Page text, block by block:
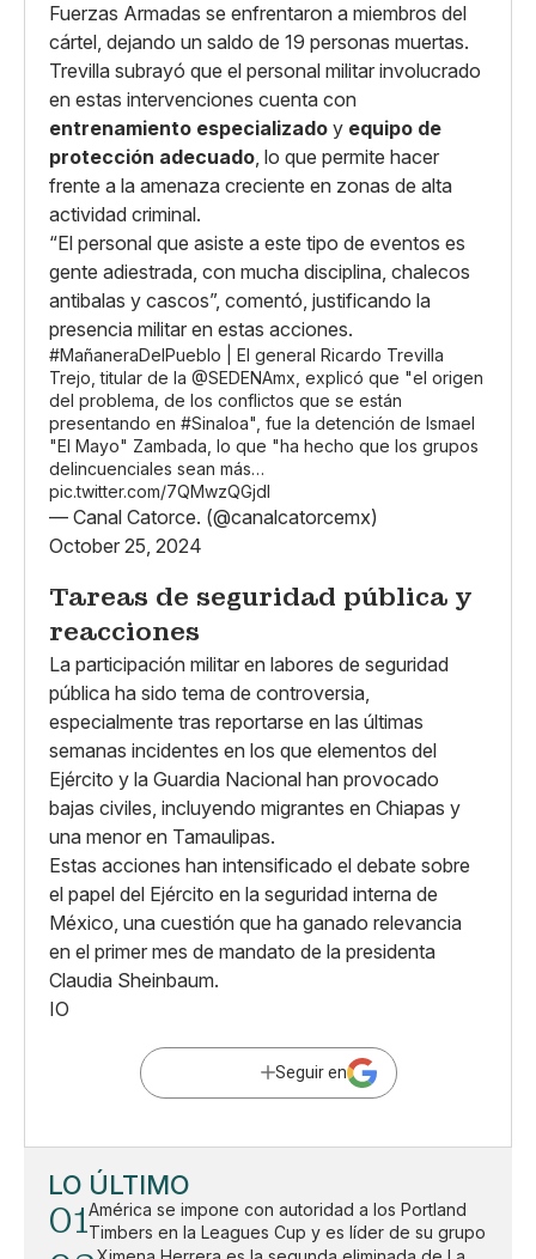
Fuerzas Armadas se enfrentaron a miembros del
cártel, dejando un saldo de 19 personas muertas.
Trevilla subrayó que el personal militar involucrado
en estas intervenciones cuenta con
entrenamiento especializado y equipo de
protección adecuado, lo que permite hacer
frente a la amenaza creciente en zonas de alta
actividad criminal.
“El personal que asiste a este tipo de eventos es
gente adiestrada, con mucha disciplina, chalecos
antibalas y cascos”, comentó, justificando la
presencia militar en estas acciones.
#MañaneraDelPueblo | El general Ricardo Trevilla
Trejo, titular de la @SEDENAmx , explicó que "el origen
del problema, de los conflictos que se están
presentando en #Sinaloa", fue la detención de Ismael
"El Mayo" Zambada, lo que "ha hecho que los grupos
delincuenciales sean más…
pic.twitter.com/7QMwzQGjdl
— Canal Catorce. (@canalcatorcemx)
October 25, 2024
Tareas de seguridad pública y
reacciones
La participación militar en labores de seguridad
pública ha sido tema de controversia,
especialmente tras reportarse en las últimas
semanas incidentes en los que elementos del
Ejército y la Guardia Nacional han provocado
bajas civiles, incluyendo migrantes en Chiapas y
una menor en Tamaulipas.
Estas acciones han intensificado el debate sobre
el papel del Ejército en la seguridad interna de
México, una cuestión que ha ganado relevancia
en el primer mes de mandato de la presidenta
Claudia Sheinbaum.
IO
Seguir en
LO ÚLTIMO
01América se impone con autoridad a los Portland
Timbers en la Leagues Cup y es líder de su grupo